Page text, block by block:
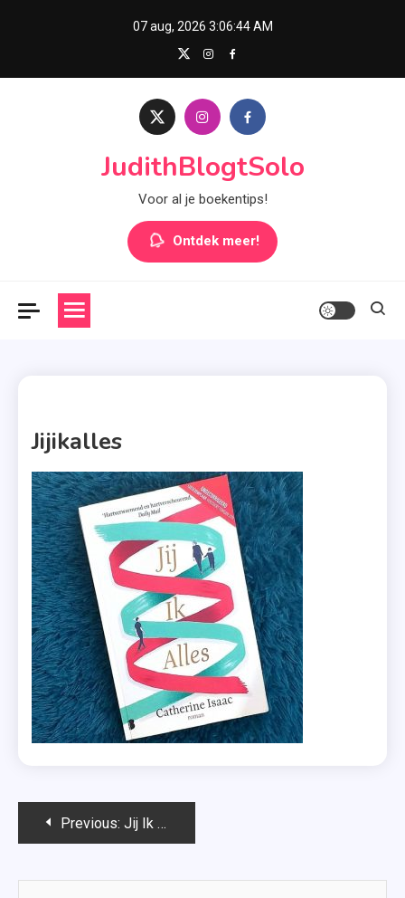
07 aug, 2026 3:06:45 AM
JudithBlogtSolo
Voor al je boekentips!
Ontdek meer!
Jijikalles
Bericht
Previous: Jij Ik Alles – Catherine Isaac